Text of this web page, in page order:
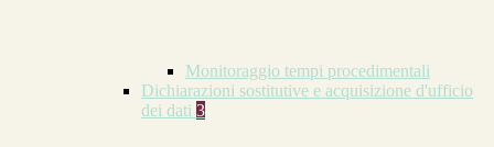
Monitoraggio tempi procedimentali
Dichiarazioni sostitutive e acquisizione d'ufficio
dei dati 3